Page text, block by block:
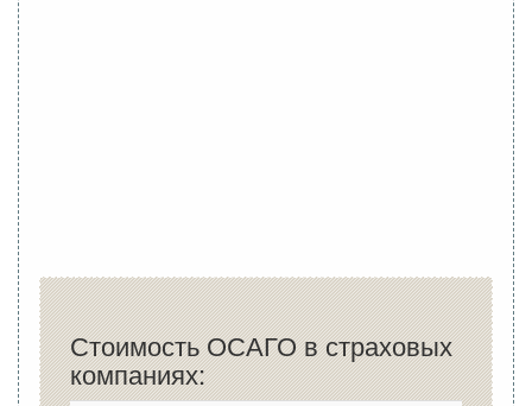
Стоимость ОСАГО в страховых
компаниях: